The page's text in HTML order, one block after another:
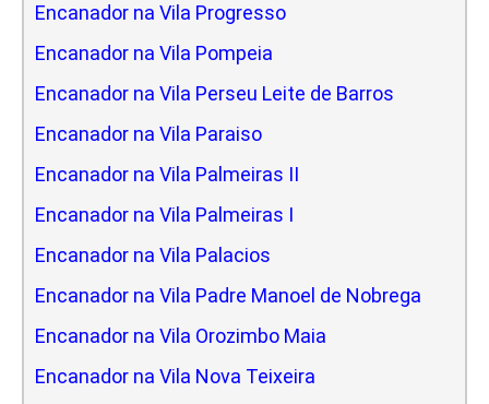
Encanador na Vila Progresso
Encanador na Vila Pompeia
Encanador na Vila Perseu Leite de Barros
Encanador na Vila Paraiso
Encanador na Vila Palmeiras II
Encanador na Vila Palmeiras I
Encanador na Vila Palacios
Encanador na Vila Padre Manoel de Nobrega
Encanador na Vila Orozimbo Maia
Encanador na Vila Nova Teixeira